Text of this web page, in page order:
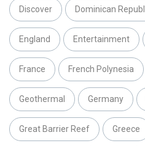
Discover Dominican
England Entertainment
France French Polynesia
Geothermal Germany
Great Barrier Reef Greece